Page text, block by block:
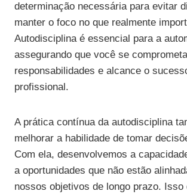
determinação necessária para evitar
manter o foco no que realmente
Autodisciplina é essencial para a
assegurando que você se
responsabilidades e alcance o
profissional.
A prática contínua da autodisciplina
melhorar a habilidade de tomar
Com ela, desenvolvemos a
a oportunidades que não estão
nossos objetivos de longo prazo. Isso